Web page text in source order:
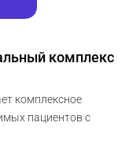
комплекс
комплексное
пациентов с